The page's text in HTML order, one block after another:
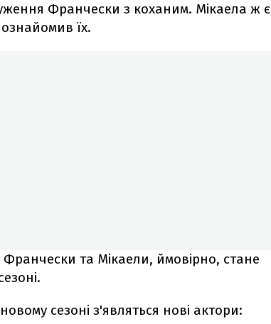
Франчески з коханим. Мікаела ж є
їх.
Франчески та Мікаели, ймовірно, стане
сезоні з'являться нові актори: